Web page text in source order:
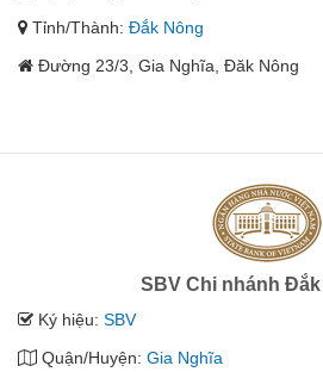
Tỉnh/Thành: Đắk Nông
Đường 23/3, Gia Nghĩa, Đăk Nông
SBV Chi nhánh
Ký hiệu: SBV
Quận/Huyện: Gia Nghĩa